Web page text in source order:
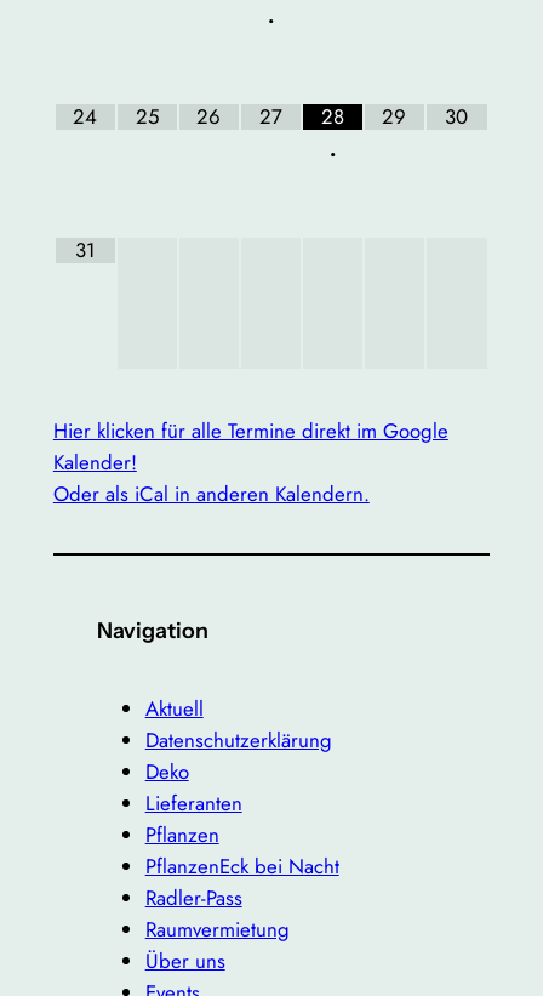
•
24 25 26 27
28
•
29 30
31
Hier klicken für alle Termine direkt im Google
Kalender!
Oder als iCal in anderen Kalendern.
Navigation
Aktuell
Datenschutzerklärung
Deko
Lieferanten
Pflanzen
PflanzenEck bei Nacht
Radler-Pass
Raumvermietung
Über uns